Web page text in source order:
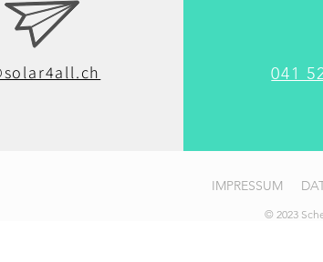
041
IMPRESSUM
© 2023